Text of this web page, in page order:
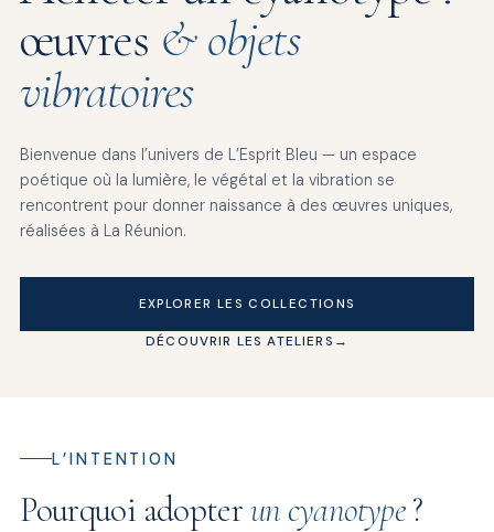
œuvres & objets
vibratoires
Bienvenue dans l’univers de L’Esprit Bleu — un espace
poétique où la lumière, le végétal et la vibration se
rencontrent pour donner naissance à des œuvres uniques,
réalisées à La Réunion.
EXPLORER LES COLLECTIONS
DÉCOUVRIR LES ATELIERS
L’INTENTION
Pourquoi adopterun cyanotype?